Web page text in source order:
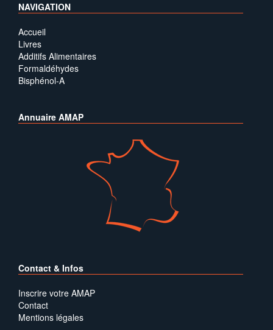
NAVIGATION
Accueil
Livres
Additifs Alimentaires
Formaldéhydes
Bisphénol-A
Annuaire AMAP
Contact & Infos
Inscrire votre AMAP
Contact
Mentions légales